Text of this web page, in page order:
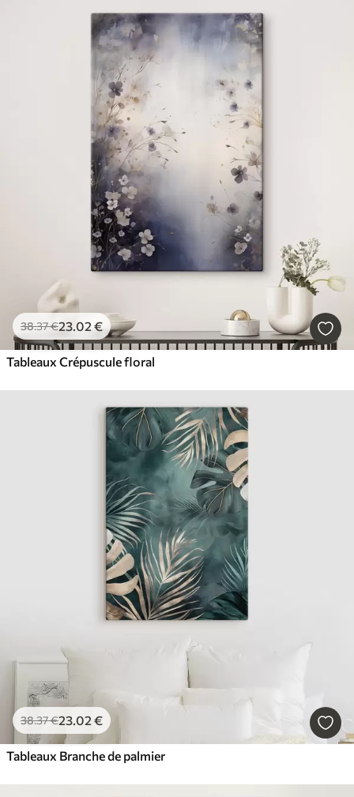
38.37€23.02€
Tableaux Crépuscule floral
38.37€23.02 €
Tableaux Branche de palmier